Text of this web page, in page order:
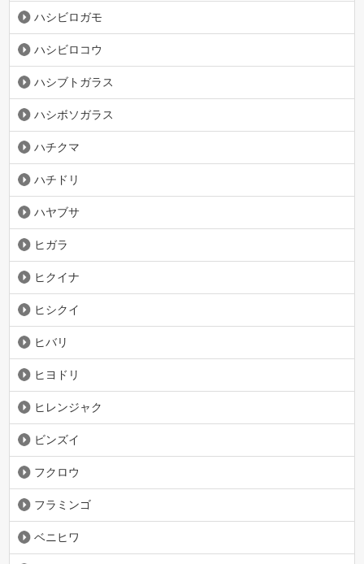
ハシビロガモ
ハシビロコウ
ハシブトガラス
ハシボソガラス
ハチクマ
ハチドリ
ハヤブサ
ヒガラ
ヒクイナ
ヒシクイ
ヒバリ
ヒヨドリ
ヒレンジャク
ビンズイ
フクロウ
フラミンゴ
ベニヒワ